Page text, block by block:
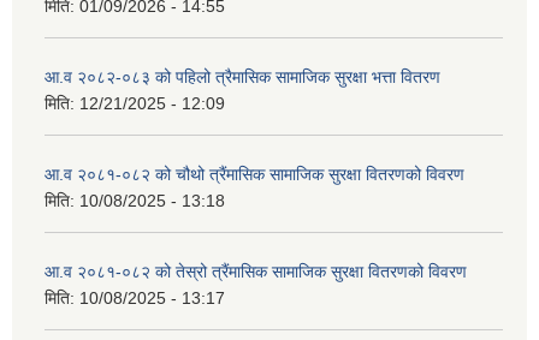
मिति: 01/09/2026 - 14:55
आ.व २०८२-०८३ को पहिलो त्रैमासिक सामाजिक सुरक्षा भत्ता वितरण
मिति: 12/21/2025 - 12:09
आ.व २०८१-०८२ को चौथो त्रैंमासिक सामाजिक सुरक्षा वितरणको विवरण
मिति: 10/08/2025 - 13:18
आ.व २०८१-०८२ को तेस्रो त्रैंमासिक सामाजिक सुरक्षा वितरणको विवरण
मिति: 10/08/2025 - 13:17